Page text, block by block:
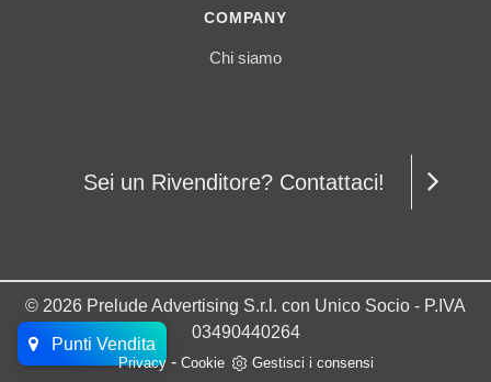
Punti Vendita
COMPANY
Chi siamo
Sei un Rivenditore? Contattaci!
© 2026 Prelude Advertising S.r.l. con Unico Socio - P.IVA
03490440264
Privacy- Cookie Gestisci i consensi